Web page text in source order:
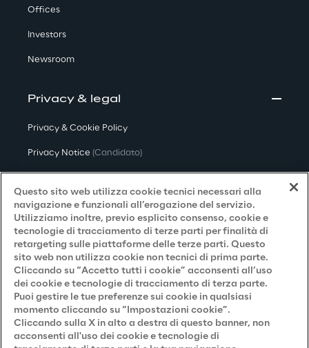
Offices
Investors
Newsroom
Privacy & legal
Privacy & Cookie Policy
Privacy Notice (Candidato)
Privacy Notice(Fornitore)
Privacy Notice (Marketing)
Accessibilità
Careers
Contacts
Questo sito web utilizza cookie tecnici necessari alla
navigazione e funzionali all’erogazione del servizio.
Utilizziamo inoltre, previo esplicito consenso, cookie e
tecnologie di tracciamento di terze parti per finalità di
retargeting sulle piattaforme delle terze parti. Questo
sito web non utilizza cookie non tecnici di prima parte.
Cliccando su “Accetto tutti i cookie” acconsenti all’uso
dei cookie e tecnologie di tracciamento di terza parte.
Puoi gestire le tue preferenze sui cookie in qualsiasi
momento cliccando su “Impostazioni cookie”.
Cliccando sulla X in alto a destra di questo banner, non
acconsenti all'uso dei cookie e tecnologie di